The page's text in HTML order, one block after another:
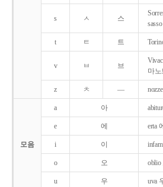
s ㅅ 스
t ㅌ 트
v ㅂ 브
마
z ㅊ ―
모음
a 아
e 에 erta
i 이
o 오 oblio
u 우 uva